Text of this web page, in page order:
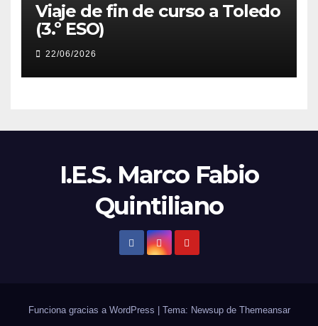
Viaje de fin de curso a Toledo
(3.º ESO)
22/06/2026
I.E.S. Marco Fabio
Quintiliano
Funciona gracias a WordPress Tema: Newsup de Themeansar